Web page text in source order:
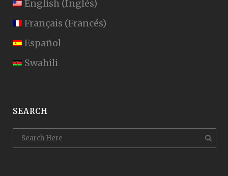
English (Inglés)
Français (Francés)
Español
Swahili
SEARCH